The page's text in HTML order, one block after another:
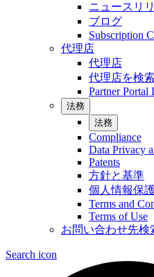
ニュースリ
ブログ
Subscription
代理店
代理店
代理店を検索
Partner Portal
法務
法務
Compliance
Data Privacy
Patents
方針と基準
個人情報保
Terms and
Terms of Use
お問い合わせ先検
Search icon